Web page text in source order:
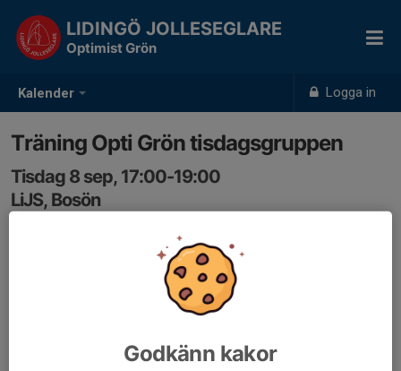
Kalender Logga in
LIDINGÖ JOLLESEGLARE
Optimist Grön
Träning Opti Grön tisdagsgruppen
Tisdag 8 sep, 17:00-19:00
LiJS, Bosön
Samling: 17:00, Stallebo, LiJS klubbhus, Bosön
Godkänn kakor